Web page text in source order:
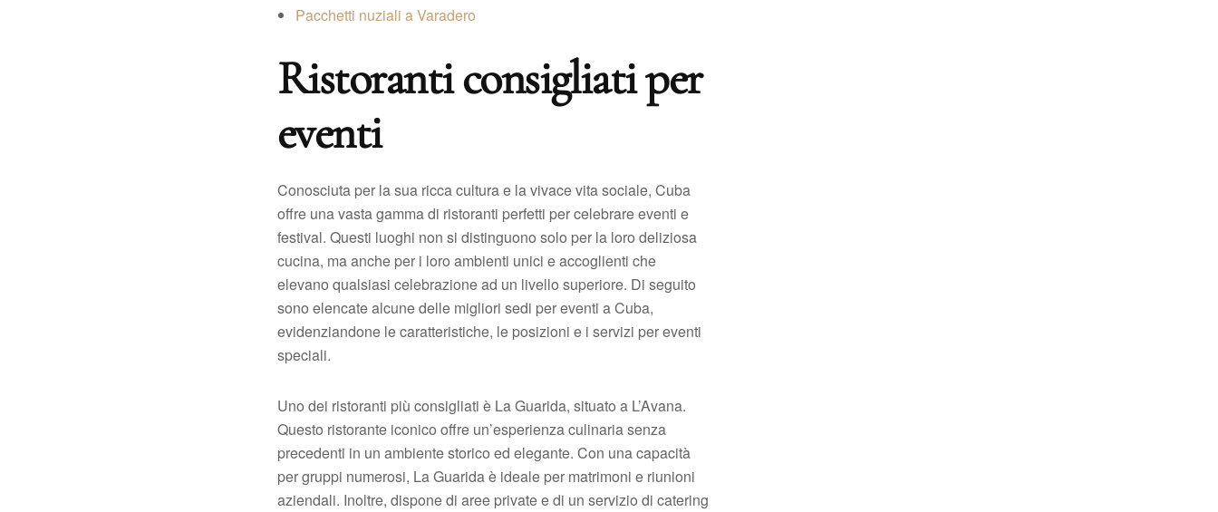
Pacchetti nuziali a Varadero
Ristoranti consigliati per
eventi
Conosciuta per la sua ricca cultura e la vivace vita sociale, Cuba
offre una vasta gamma di ristoranti perfetti per celebrare eventi e
festival. Questi luoghi non si distinguono solo per la loro deliziosa
cucina, ma anche per i loro ambienti unici e accoglienti che
elevano qualsiasi celebrazione ad un livello superiore. Di seguito
sono elencate alcune delle migliori sedi per eventi a Cuba,
evidenziandone le caratteristiche, le posizioni e i servizi per eventi
speciali.
Uno dei ristoranti più consigliati è La Guarida, situato a L’Avana.
Questo ristorante iconico offre un’esperienza culinaria senza
precedenti in un ambiente storico ed elegante. Con una capacità
per gruppi numerosi, La Guarida è ideale per matrimoni e riunioni
aziendali. Inoltre, dispone di aree private e di un servizio di catering